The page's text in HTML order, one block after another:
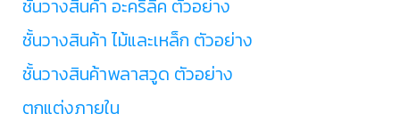
ชั้นวางสินค้า อะคริลิค ตัวอย่าง
ชั้นวางสินค้า ไม้และเหล็ก ตัวอย่าง
ชั้นวางสินค้าพลาสวูด ตัวอย่าง
ตกแต่งภายใน